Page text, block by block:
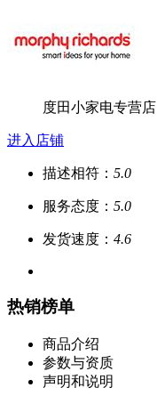
度田小家电专营店
进入店铺
描述相符： 5.0
服务态度： 5.0
发货速度： 4.6
热销榜单
商品介绍
参数与资质
声明和说明